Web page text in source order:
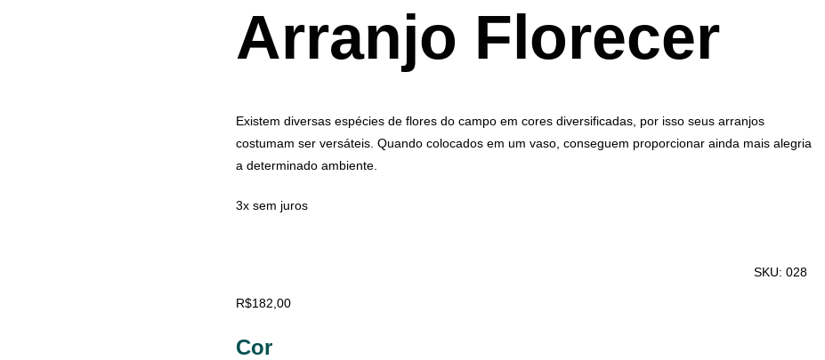
Arranjo Florecer
Existem diversas espécies de flores do campo em cores diversificadas, por isso seus arranjos
costumam ser versáteis. Quando colocados em um vaso, conseguem proporcionar ainda mais alegria
a determinado ambiente.
3x sem juros
SKU: 028
R$182,00
Cor